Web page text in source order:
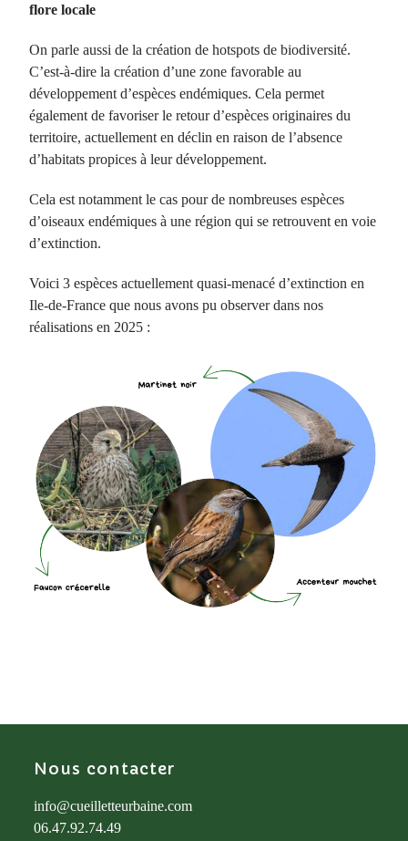
flore locale
On parle aussi de la création de hotspots de biodiversité.
C’est-à-dire la création d’une zone favorable au
développement d’espèces endémiques. Cela permet
également de favoriser le retour d’espèces originaires du
territoire, actuellement en déclin en raison de l’absence
d’habitats propices à leur développement.
Cela est notamment le cas pour de nombreuses espèces
d’oiseaux endémiques à une région qui se retrouvent en voie
d’extinction.
Voici 3 espèces actuellement quasi-menacé d’extinction en
Ile-de-France que nous avons pu observer dans nos
réalisations en 2025 :
Nous contacter
info@cueilletteurbaine.com
06.47.92.74.49